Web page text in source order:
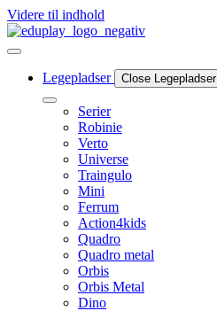
Videre til indhold
Legepladser Close Legepladser
Serier
Robinie
Verto
Universe
Traingulo
Mini
Ferrum
Action4kids
Quadro
Quadro metal
Orbis
Orbis Metal
Dino